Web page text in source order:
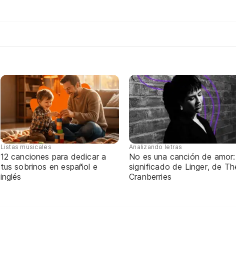
Listas musicales
12 canciones para dedicar a
tus sobrinos en español e
inglés
Analizando letras
No es una canción de amor:
significado de Linger, de
Cranberries